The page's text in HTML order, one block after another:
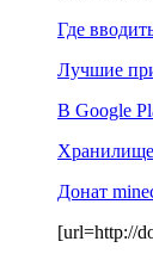
Где
Лучшие
В Google
Хранилище
Донат
[url=http://